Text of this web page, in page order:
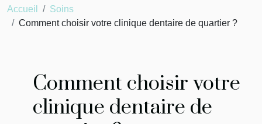
Accueil
Soins
Comment choisir votre clinique dentaire de quartier ?
Comment choisir votre
clinique dentaire de